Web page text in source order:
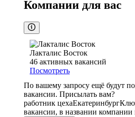
Компании для вас
Лакталис Восток
46 активных вакансий
Посмотреть
По вашему запросу ещё будут
вакансии. Присылать вам?
работник цехаЕкатеринбург
вакансии, в названии